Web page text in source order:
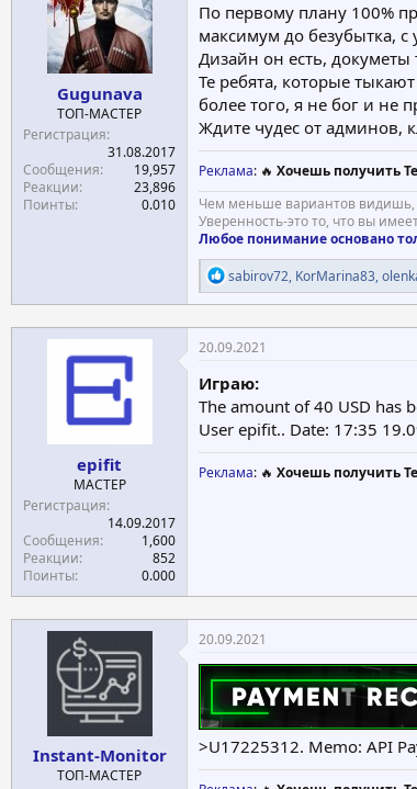
Gugunava
ТОП-МАСТЕР
Регистрация
31.08.2017
Сообщения
19,957
Реакции
23,896
Поинты
0.010
По первому плану 100%
максимум до безубытка, с
Дизайн он есть, докуметы
Те ребята, которые
более того, я не бог и не
Ждите чудес от админов,
Реклама: 🔥 Хочешь получить
Чем меньше вариантов видишь,
Уверенность-это то, что вы
Любое понимание основано
Р
е
а
к
ц
и
и
sabirov72, KorMarina83,
epifit
МАСТЕР
Регистрация
14.09.2017
Сообщения
1,600
Реакции
852
Поинты
0.000
20.09.2021
Играю:
The amount of 40 USD has
User epifit.. Date: 17:35
Реклама: 🔥 Хочешь получить
Instant-Monitor
ТОП-МАСТЕР
20.09.2021
>U17225312. Memo: API